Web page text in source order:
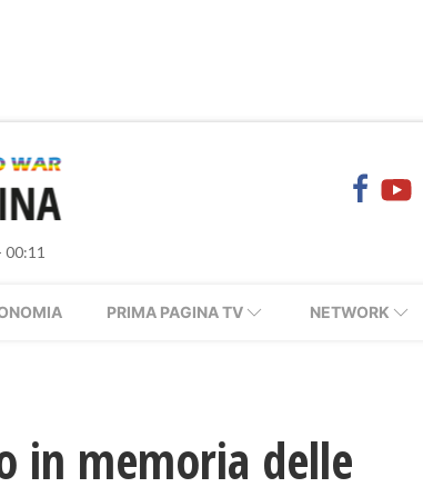
PRIMA PAGINA TV NETWORK
in memoria delle